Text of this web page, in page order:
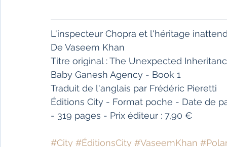
L'inspecteur Chopra et l'héritage
De Vaseem Khan
Titre original : The Unexpected
Baby Ganesh Agency - Book 1
Traduit de l'anglais par Frédéric Pieretti
Éditions City - Format poche - Date de
- 319 pages - Prix éditeur : 7,90 €
#City #ÉditionsCity #VaseemKhan